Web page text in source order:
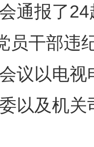
报了24
员干部违
议以电
以及机